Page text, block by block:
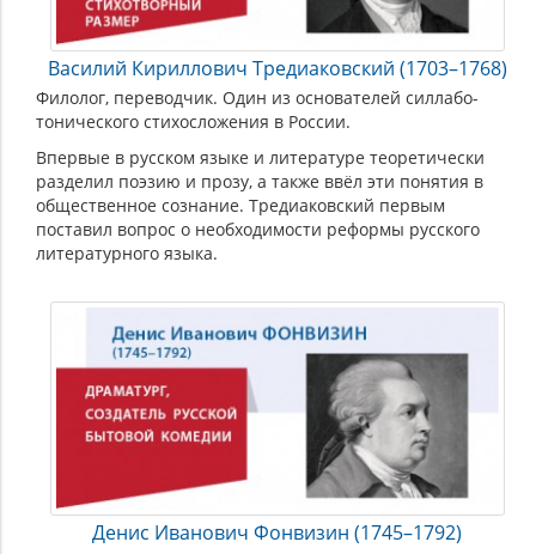
Василий Кириллович Тредиаковский (1703–1768)
Филолог, переводчик. Один из основателей силлабо-
тонического стихосложения в России.
Впервые в русском языке и литературе теоретически
разделил поэзию и прозу, а также ввёл эти понятия в
общественное сознание. Тредиаковский первым
поставил вопрос о необходимости реформы русского
литературного языка.
Денис Иванович Фонвизин (1745–1792)